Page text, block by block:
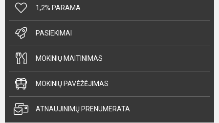
1,2% PARAMA
PASIEKIMAI
MOKINIŲ MAITINIMAS
MOKINIŲ PAVĖŽĖJIMAS
ATNAUJINIMŲ PRENUMERATA